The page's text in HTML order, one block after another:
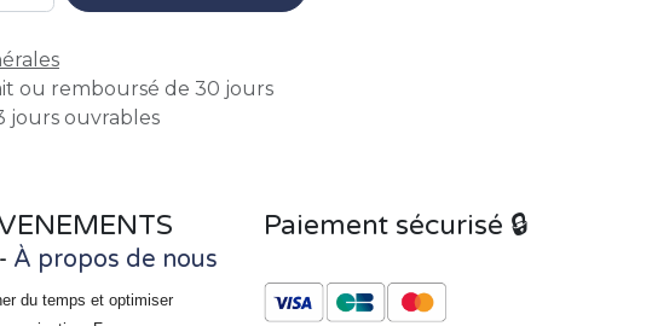
ou remboursé de 30 jours
jours ouvrables
- À propos de nous
du temps et optimiser
Paiement sécurisé 🔒